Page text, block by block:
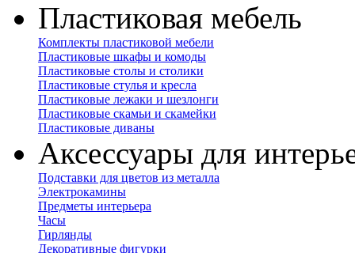
Пластиковая мебель
Комплекты пластиковой мебели
Пластиковые шкафы и комоды
Пластиковые столы и столики
Пластиковые стулья и кресла
Пластиковые лежаки и шезлонги
Пластиковые скамьи и скамейки
Пластиковые диваны
Аксессуары для
Подставки для цветов из металла
Электрокамины
Предметы интерьера
Часы
Гирлянды
Декоративные фигурки